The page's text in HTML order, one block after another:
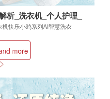
_洗衣机_个人护理_
道_天极网
快乐小鸡系列AI智慧洗衣
more